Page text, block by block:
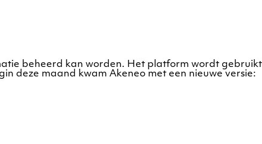
beheerd kan worden. Het platform wordt gebruikt
deze maand kwam Akeneo met een nieuwe versie: